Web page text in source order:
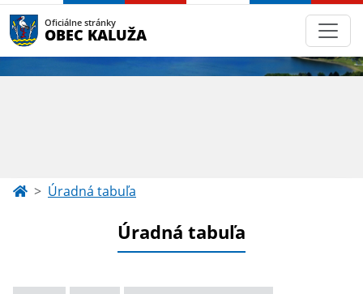
Oficiálne stránky
OBEC KALUŽA
Úradná tabuľa
Úradná tabuľa